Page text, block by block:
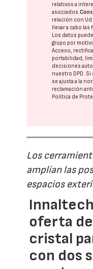
relativos a
asociados.
relación con
llevar a cabo
Los datos
grupo por
Acceso,
portabilidad,
decisiones
nuestro DPD. Si
se ajusta a la
reclamación
Política de
Los
amplían las
espacios
oferta
cristal
con dos